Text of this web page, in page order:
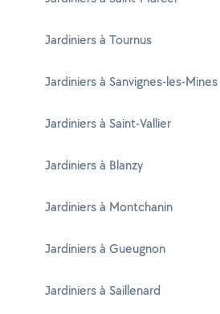
Jardiniers à Tournus
Jardiniers à Sanvignes-les-Mines
Jardiniers à Saint-Vallier
Jardiniers à Blanzy
Jardiniers à Montchanin
Jardiniers à Gueugnon
Jardiniers à Saillenard